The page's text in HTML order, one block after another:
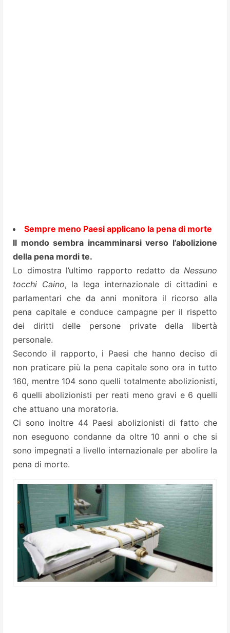
Sempre meno Paesi applicano la pena di morte
Il mondo sembra incamminarsi verso l’abolizione
della pena mordi te.
Lo dimostra l’ultimo rapporto redatto da Nessuno
tocchi Caino, la lega internazionale di cittadini e
parlamentari che da anni monitora il ricorso alla
pena capitale e conduce campagne per il rispetto
dei diritti delle persone private della libertà
personale.
Secondo il rapporto, i Paesi che hanno deciso di
non praticare più la pena capitale sono ora in tutto
160, mentre 104 sono quelli totalmente abolizionisti,
6 quelli abolizionisti per reati meno gravi e 6 quelli
che attuano una moratoria.
Ci sono inoltre 44 Paesi abolizionisti di fatto che
non eseguono condanne da oltre 10 anni o che si
sono impegnati a livello internazionale per abolire la
pena di morte.